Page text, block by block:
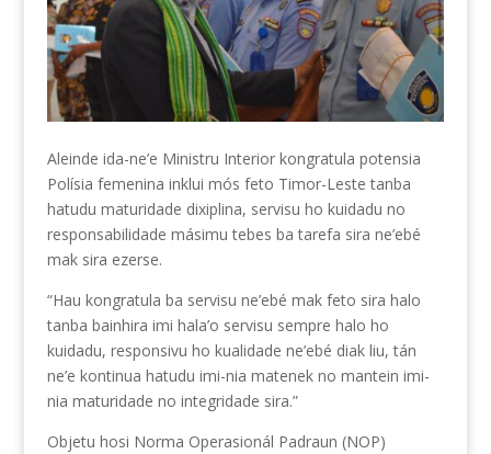
Aleinde ida-ne’e Ministru Interior kongratula potensia
Polísia femenina inklui mós feto Timor-Leste tanba
hatudu maturidade dixiplina, servisu ho kuidadu no
responsabilidade másimu tebes ba tarefa sira ne’ebé
mak sira ezerse.
“Hau kongratula ba servisu ne’ebé mak feto sira halo
tanba bainhira imi hala’o servisu sempre halo ho
kuidadu, responsivu ho kualidade ne’ebé diak liu, tán
ne’e kontinua hatudu imi-nia matenek no mantein imi-
nia maturidade no integridade sira.”
Objetu hosi Norma Operasionál Padraun (NOP)